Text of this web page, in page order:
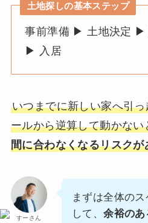
土地探しの基本ステップ
事前準備 ▶︎ 土地決定
▶︎ 入居
いつまでに新しい家へ引
ールから逆算して動かない
間に合わなくなるリスクが
すーさん
まずは全体の
して、余裕のあ